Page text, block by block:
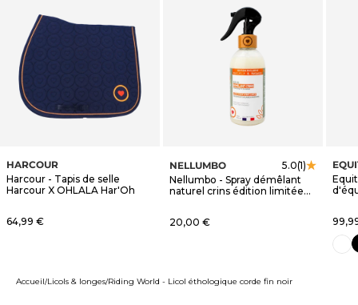
HARCOUR
Harcour - Tapis de selle
Harcour X OHLALA Har'Oh
Prix de vente
64,99 €
NELLUMBO 5.0(1)
Nellumbo - Spray démêlant
naturel crins édition limitée
Prix de vente
20,00 €
Prix
blanc
Accueil Licols & longes Riding World - Licol éthologique corde fin noir